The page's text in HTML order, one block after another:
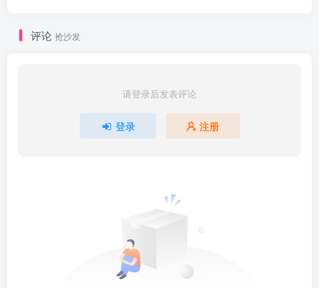
评论 抢沙发
请登录后发表评论
登录 注册